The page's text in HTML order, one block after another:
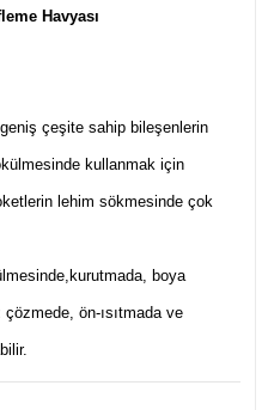
Havyası
çeşite sahip bileşenlerin
kullanmak için
lehim sökmesinde çok
boya
çözmede, ön-ısıtmada ve